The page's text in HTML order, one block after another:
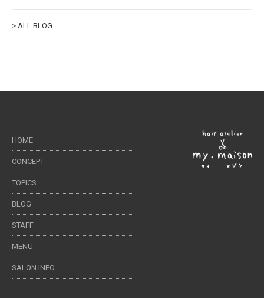
> ALL BLOG
HOME
CONCEPT
TOPICS
BLOG
STAFF
MENU
SALON INFO